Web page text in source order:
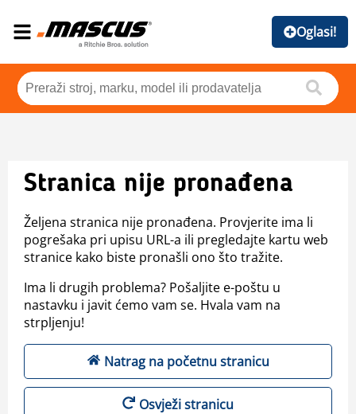
Oglasi!
Stranica nije pronađena
Željena stranica nije pronađena. Provjerite ima li
pogrešaka pri upisu URL-a ili pregledajte kartu web
stranice kako biste pronašli ono što tražite.
Ima li drugih problema? Pošaljite e-poštu u
nastavku i javit ćemo vam se. Hvala vam na
strpljenju!
Natrag na početnu stranicu
Osvježi stranicu